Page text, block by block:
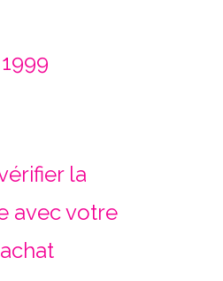
la
avec votre